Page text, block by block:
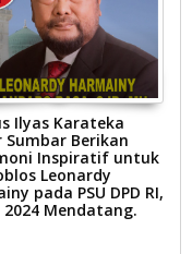
Ilyas Karateka
Sumbar Berikan
Inspiratif untuk
Leonardy
pada PSU DPD RI,
2024 Mendatang.